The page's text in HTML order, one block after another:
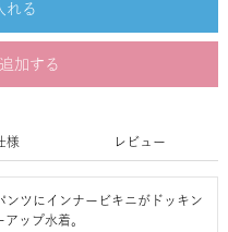
れる
加する
様 レビュー
ンツにインナービキニがドッキン
ップ水着。